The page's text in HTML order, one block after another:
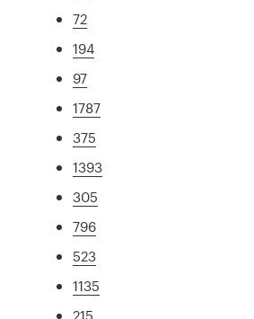
72
194
97
1787
375
1393
305
796
523
1135
215